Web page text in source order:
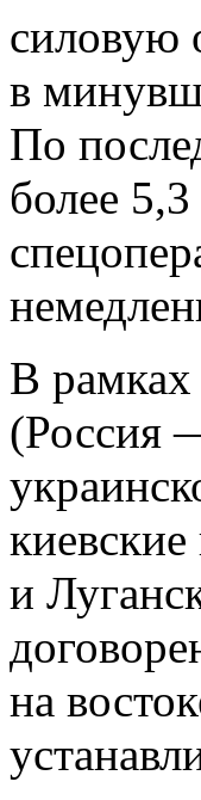
силовую
в
По
более
В рамках
(Россия
и
на